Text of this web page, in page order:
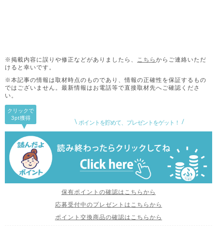
※掲載内容に誤りや修正などがありましたら、 こちら からご連絡いただ
けると幸いです。
※本記事の情報は取材時点のものであり、情報の正確性を保証するもの
ではございません。 最新情報はお電話等で直接取材先へご確認くださ
い。
ポイントを貯めて、プレゼントをゲット！
クリックで
3pt獲得
保有ポイントの確認はこちらから
応募受付中のプレゼントはこちらから
ポイント交換商品の確認はこちらから